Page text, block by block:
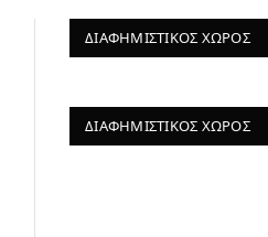
ΔΙΑΦΗΜΙΣΤΙΚΌΣ ΧΏΡΟΣ
ΔΙΑΦΗΜΙΣΤΙΚΌΣ ΧΏΡΟΣ